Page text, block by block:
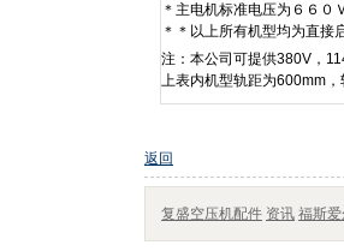
＊主电机标准电压为６６０
＊＊以上所有机型均为直接
注：本公司可提供380V，
上表内机型轨距为600mm
返回
复盛空压机配件 资讯 福斯